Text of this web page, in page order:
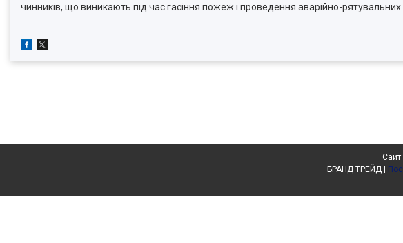
чинників, що виникають під час гасіння пожеж і проведення аварійно-
Сайт